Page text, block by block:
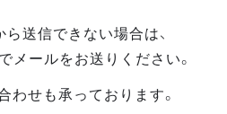
送信できない場合は、
メールをお送りください。
わせも承っております。